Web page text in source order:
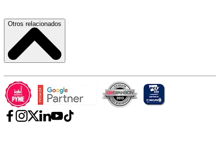
Refacciones y Accesorios para Automóviles y Camiones
Aire Acondicionado
Hospitales, Sanatorios y Clínicas
Fumigaciones
Nuestras Oficinas
Proveedores
Atracción de Talento
Términos y Condiciones
Aviso de Privacidad
Contrato de Prestación de Servicios
Otros relacionados
Carlos Slim
Telmex